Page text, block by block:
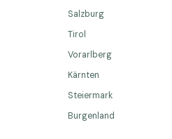
Salzburg
Tirol
Vorarlberg
Kärnten
Steiermark
Burgenland